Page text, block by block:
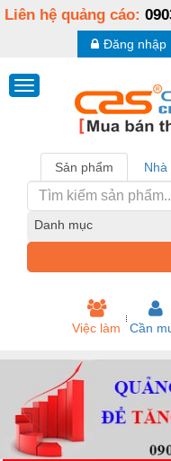
Liên hệ quảng cáo:
Đăng nhập
Sản phẩm Nhà
Danh mục
Việc làm Cần